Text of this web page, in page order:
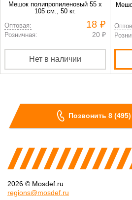
Мешок полипропиленовый 55 х
105 см., 50 кг.
Оптовая:
18 ₽
Розничная: 20 ₽
Нет в наличии
Позвонить 8
2026 © Mosdef.ru
regions@mosdef.ru